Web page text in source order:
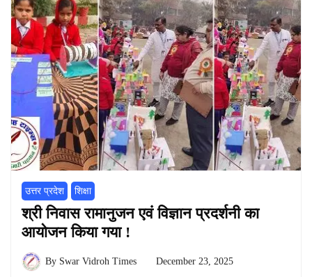
उत्तर प्रदेश शिक्षा
श्री निवास रामानुजन एवं विज्ञान प्रदर्शनी का
आयोजन किया गया !
By Swar Vidroh Times December 23, 2025